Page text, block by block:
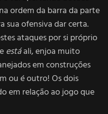
ordem da barra da parte
sua ofensiva dar certa.
ataques por si próprio
estáali, enjoa muito
em construções
ou é outro! Os dois
em relação ao jogo que